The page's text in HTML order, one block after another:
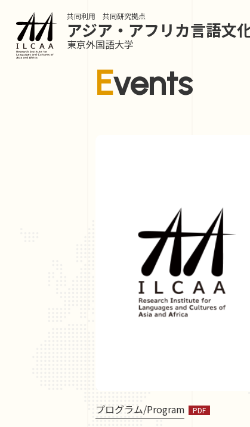
共同利用 共同研究拠点
アジア・アフリカ言語文
東京外国語大学
Events
プログラム/Program